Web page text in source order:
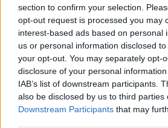
section to confirm your selection.
opt-out request is processed you may
interest-based ads based on personal
us or personal information disclosed
your opt-out. You may separately opt-
disclosure of your personal
IAB’s list of downstream participants.
also be disclosed by us to third parties
Downstream Participants that may